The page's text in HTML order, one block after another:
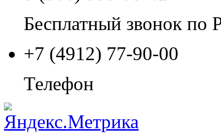
Бесплатный звонок по
+7 (4912) 77-90-00
Телефон